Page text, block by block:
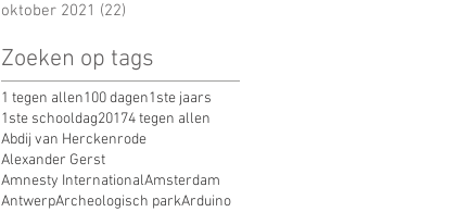
oktober 2021 (22)
Zoeken op tags
1 tegen allen100 dagen1ste jaars
1ste schooldag20174 tegen allen
Abdij van Herckenrode
Alexander Gerst
Amnesty InternationalAmsterdam
AntwerpArcheologisch parkArduino